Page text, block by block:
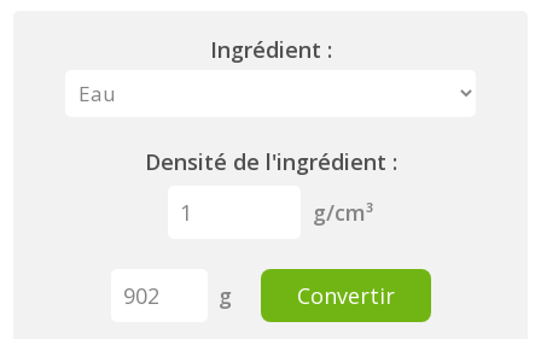
Ingrédient :
Densité de l'ingrédient :
g/cm³
g Convertir